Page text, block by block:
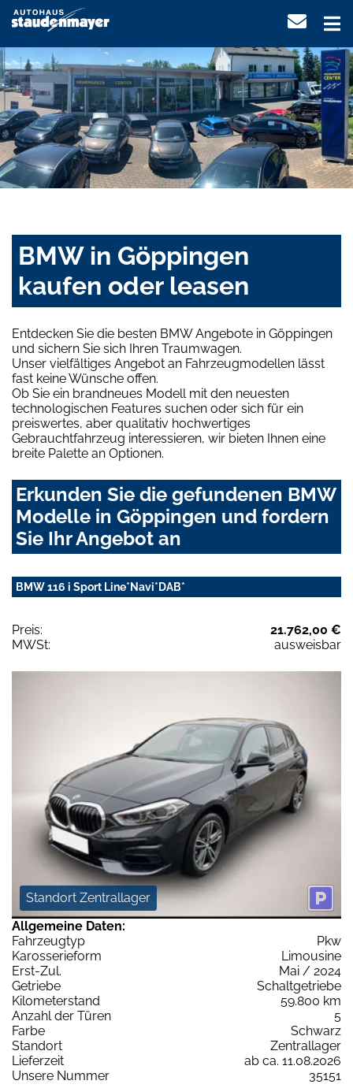
BMW in Göppingen
kaufen oder leasen
Entdecken Sie die besten BMW Angebote in Göppingen
und sichern Sie sich Ihren Traumwagen.
Unser vielfältiges Angebot an Fahrzeugmodellen lässt
fast keine Wünsche offen.
Ob Sie ein brandneues Modell mit den neuesten
technologischen Features suchen oder sich für ein
preiswertes, aber qualitativ hochwertiges
Gebrauchtfahrzeug interessieren, wir bieten Ihnen eine
breite Palette an Optionen.
Erkunden Sie die gefundenen BMW
Modelle in Göppingen und fordern
Sie Ihr Angebot an
BMW 116 i Sport Line*Navi*DAB*
Preis:
21.762,00 €
MWSt:
ausweisbar
Standort Zentrallager
Allgemeine Daten:
Fahrzeugtyp
Pkw
Karosserieform
Limousine
Erst-Zul.
Mai / 2024
Getriebe
Schaltgetriebe
Kilometerstand
59.800 km
Anzahl der Türen
5
Farbe
Schwarz
Standort
Zentrallager
Lieferzeit
ab ca. 11.08.2026
Unsere Nummer
35151